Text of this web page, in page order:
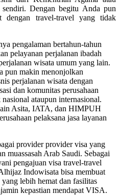
Dengan begitu Anda pun
travel-travel yang tidak
pengalaman bertahun-tahun
pelayanan perjalanan ibadah
wisata umum yang lain.
pun makin menonjolkan
perjalanan wisata dengan
dan komunitas perusahaan
ataupun internasional.
Asita, IATA, dan HIMPUH
pelaksana jasa layanan
provider provider visa yang
muassasah Arab Saudi. Sebagai
pengajuan visa travel-travel
Indowisata bisa membuat
lebih hemat dan fasilitas
kepastian mendapat VISA.